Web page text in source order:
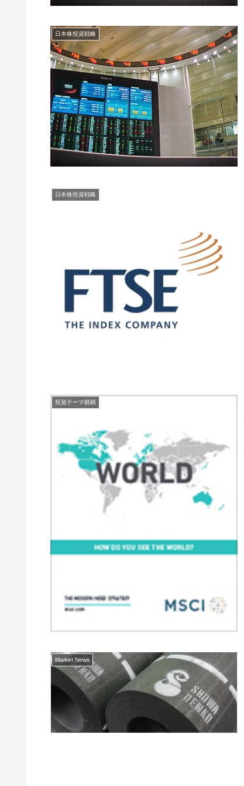
日本株投資戦略
日本株投資戦略
投資テーマ銘柄
Market News